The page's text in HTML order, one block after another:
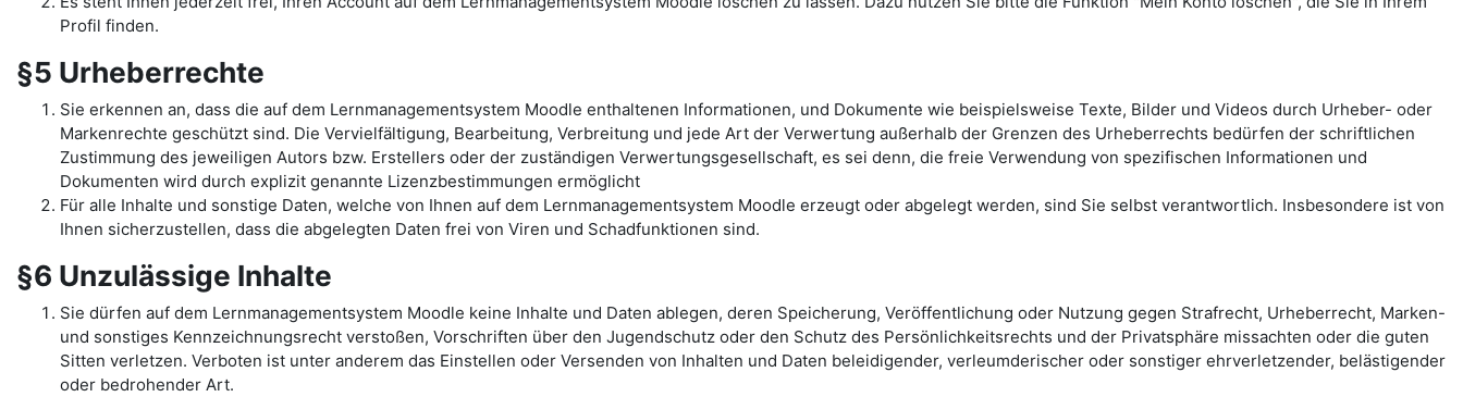
Profil finden.
§5 Urheberrechte
Sie erkennen an, dass die auf dem Lernmanagementsystem Moodle enthaltenen Informationen, und Dokumente wie beispielsweise Texte, Bilder und Videos durch Urheber- oder
Markenrechte geschützt sind. Die Vervielfältigung, Bearbeitung, Verbreitung und jede Art der Verwertung außerhalb der Grenzen des Urheberrechts bedürfen der schriftlichen
Zustimmung des jeweiligen Autors bzw. Erstellers oder der zuständigen Verwertungsgesellschaft, es sei denn, die freie Verwendung von spezifischen Informationen und
Dokumenten wird durch explizit genannte Lizenzbestimmungen ermöglicht
Für alle Inhalte und sonstige Daten, welche von Ihnen auf dem Lernmanagementsystem Moodle erzeugt oder abgelegt werden, sind Sie selbst verantwortlich. Insbesondere ist von
Ihnen sicherzustellen, dass die abgelegten Daten frei von Viren und Schadfunktionen sind.
§6 Unzulässige Inhalte
Sie dürfen auf dem Lernmanagementsystem Moodle keine Inhalte und Daten ablegen, deren Speicherung, Veröffentlichung oder Nutzung gegen Strafrecht, Urheberrecht, Marken-
und sonstiges Kennzeichnungsrecht verstoßen, Vorschriften über den Jugendschutz oder den Schutz des Persönlichkeitsrechts und der Privatsphäre missachten oder die guten
Sitten verletzen. Verboten ist unter anderem das Einstellen oder Versenden von Inhalten und Daten beleidigender, verleumderischer oder sonstiger ehrverletzender, belästigender
oder bedrohender Art.